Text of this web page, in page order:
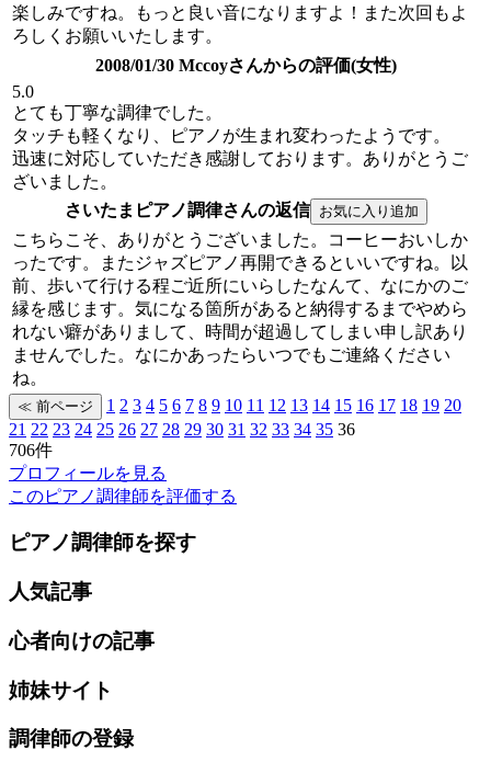
楽しみですね。もっと良い音になりますよ！また次回もよ
ろしくお願いいたします。
2008/01/30 Mccoyさんからの評価(女性)
5.0
とても丁寧な調律でした。
タッチも軽くなり、ピアノが生まれ変わったようです。
迅速に対応していただき感謝しております。ありがとうご
ざいました。
さいたまピアノ調律さんの返信
こちらこそ、ありがとうございました。コーヒーおいしか
ったです。またジャズピアノ再開できるといいですね。以
前、歩いて行ける程ご近所にいらしたなんて、なにかのご
縁を感じます。気になる箇所があると納得するまでやめら
れない癖がありまして、時間が超過してしまい申し訳あり
ませんでした。なにかあったらいつでもご連絡ください
ね。
1 2 3 4 5 6 7 8 9 10 11 12 13 14 15 16 17 18 19 20
21 22 23 24 25 26 27 28 29 30 31 32 33 34 35 36
706件
プロフィールを見る
このピアノ調律師を評価する
ピアノ調律師を探す
人気記事
心者向けの記事
姉妹サイト
調律師の登録